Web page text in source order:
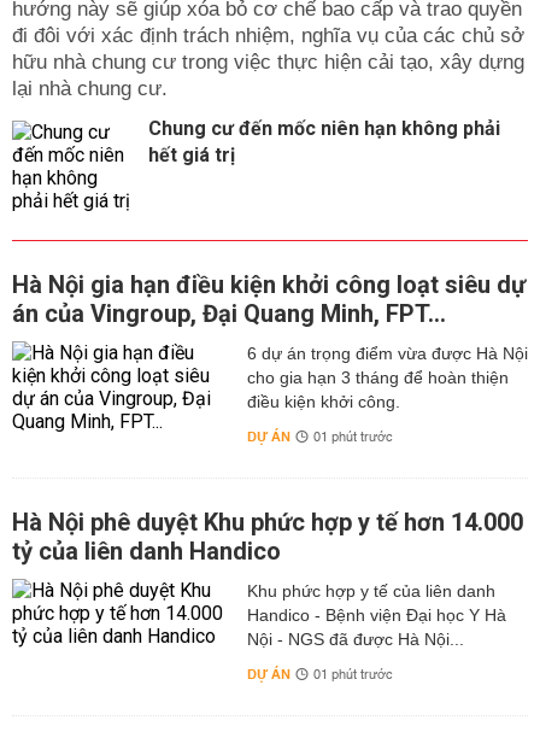
hướng này sẽ giúp xóa bỏ cơ chế bao cấp và trao quyền
đi đôi với xác định trách nhiệm, nghĩa vụ của các chủ sở
hữu nhà chung cư trong việc thực hiện cải tạo, xây dựng
lại nhà chung cư.
Chung cư đến mốc niên hạn không phải
hết giá trị
Hà Nội gia hạn điều kiện khởi công loạt siêu dự
án của Vingroup, Đại Quang Minh, FPT...
6 dự án trọng điểm vừa được Hà Nội
cho gia hạn 3 tháng để hoàn thiện
điều kiện khởi công.
DỰ ÁN 01 phút trước
Hà Nội phê duyệt Khu phức hợp y tế hơn 14.000
tỷ của liên danh Handico
Khu phức hợp y tế của liên danh
Handico - Bệnh viện Đại học Y Hà
Nội - NGS đã được Hà Nội...
DỰ ÁN 01 phút trước